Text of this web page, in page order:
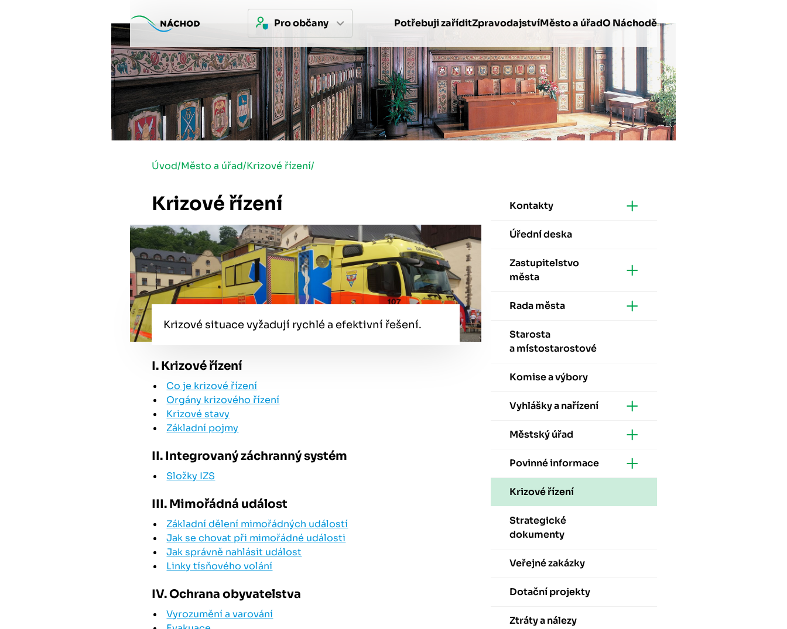
Pro občany Potřebuji zaříditZpravodajstvíMěsto a úřadO Náchodě
Úvod/Město a úřad/Krizové řízení/
Krizové řízení
Krizové situace vyžadují rychlé a efektivní řešení.
I. Krizové řízení
Co je krizové řízení
Orgány krizového řízení
Krizové stavy
Základní pojmy
II. Integrovaný záchranný systém
Složky IZS
III. Mimořádná událost
Základní dělení mimořádných událostí
Jak se chovat při mimořádné události
Jak správně nahlásit událost
Linky tísňového volání
IV. Ochrana obyvatelstva
Vyrozumění a varování
Kontakty
Úřední deska
Zastupitelstvo
města
Rada města
Starosta
a místostarostové
Komise a výbory
Vyhlášky a nařízení
Městský úřad
Povinné informace
Krizové řízení
Strategické
dokumenty
Veřejné zakázky
Dotační projekty
Ztráty a nálezy